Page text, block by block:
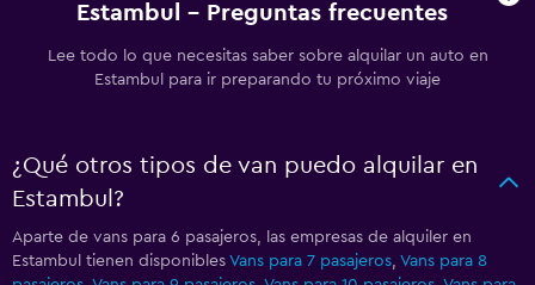
Estambul - Preguntas frecuentes
Lee todo lo que necesitas saber sobre alquilar un auto en
Estambul para ir preparando tu próximo viaje
¿Qué otros tipos de van puedo alquilar en
Estambul?
Aparte de vans para 6 pasajeros, las empresas de alquiler en
Estambul tienen disponibles Vans para 7 pasajeros, Vans para 8